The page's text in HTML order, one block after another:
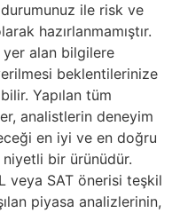
ile risk ve
hazırlanmamıştır.
yer alan bilgilere
beklentilerinize
Yapılan tüm
analistlerin deneyim
en iyi ve en doğru
niyetli bir ürünüdür.
veya SAT önerisi teşkil
piyasa analizlerinin,